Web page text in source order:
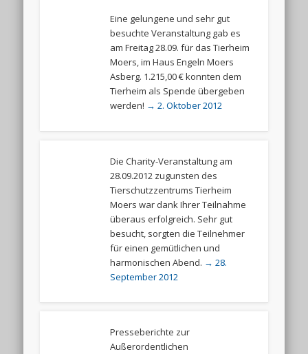
Eine gelungene und sehr gut
besuchte Veranstaltung gab es
am Freitag 28.09. für das Tierheim
Moers, im Haus Engeln Moers
Asberg. 1.215,00 € konnten dem
Tierheim als Spende übergeben
werden! → 2. Oktober 2012
Die Charity-Veranstaltung am
28.09.2012 zugunsten des
Tierschutzzentrums Tierheim
Moers war dank Ihrer Teilnahme
überaus erfolgreich. Sehr gut
besucht, sorgten die Teilnehmer
für einen gemütlichen und
harmonischen Abend. → 28.
September 2012
Presseberichte zur
Außerordentlichen